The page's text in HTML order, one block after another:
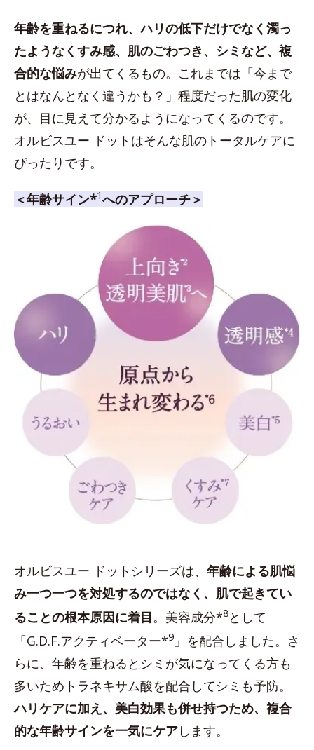
年齢を重ねるにつれ、ハリの低下だけでなく濁っ
たようなくすみ感、肌のごわつき、シミなど、複
合的な悩みが出てくるもの。これまでは「今まで
とはなんとなく違うかも？」程度だった肌の変化
が、目に見えて分かるようになってくるのです。
オルビスユー ドットはそんな肌のトータルケアに
ぴったりです。
＜年齢サイン*1へのアプローチ＞
オルビスユー ドットシリーズは、 年齢による肌悩
み一つ一つを対処するのではなく、肌で起きてい
ることの根本原因に着目 。美容成分*8として
「G.D.F.アクティベーター*9 」を配合しました。さ
らに、年齢を重ねるとシミが気になってくる方も
多いためトラネキサム酸を配合してシミも予防。
ハリケアに加え、美白効果も併せ持つため、複合
的な年齢サインを一気にケアします。